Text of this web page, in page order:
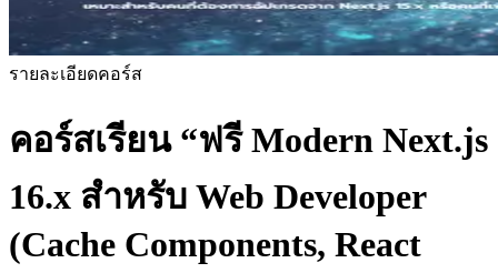
รายละเอียดคอร์ส
คอร์สเรียน “ฟรี Modern Next.js
16.x สำหรับ Web Developer
(Cache Components, React